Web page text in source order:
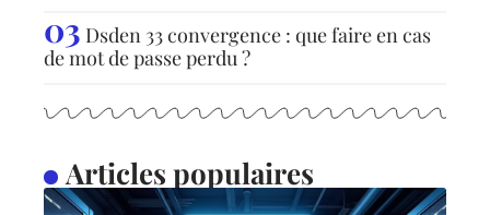
Dsden 33 convergence : que faire en cas
de mot de passe perdu ?
Articles populaires